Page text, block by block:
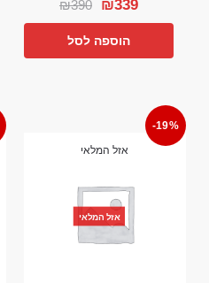
₪390 ₪339
הוספה לסל
-19%
אזל המלאי
אזל המלאי